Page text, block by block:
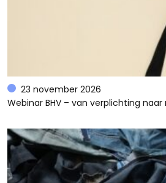
23 november 2026
Webinar BHV – van verplichting